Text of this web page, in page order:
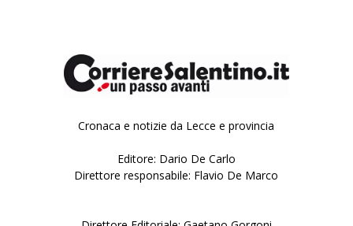
Cronaca e notizie da Lecce e provincia
Editore: Dario De Carlo
Direttore responsabile: Flavio De Marco